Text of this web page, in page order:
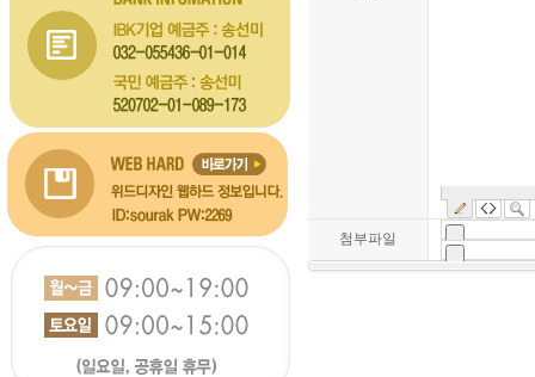
첨부파일